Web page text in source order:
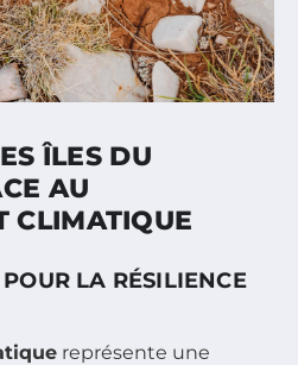
ÎLES DU
AU
CLIMATIQUE
LA RÉSILIENCE
représente une